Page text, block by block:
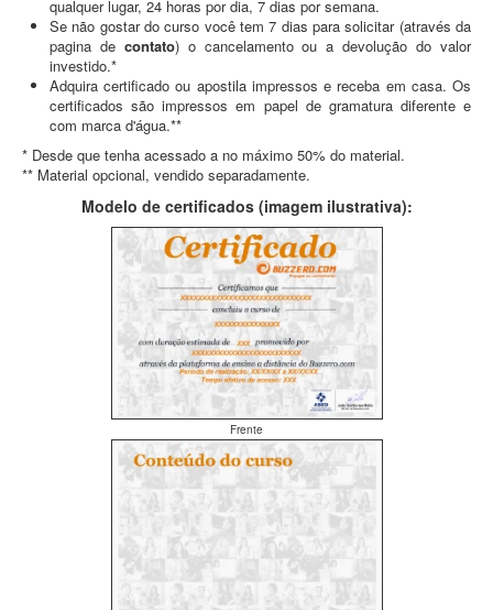
qualquer lugar, 24 horas por dia, 7 dias por semana.
Se não gostar do curso você tem 7 dias para solicitar (através da
pagina de contato) o cancelamento ou a devolução do valor
investido.*
Adquira certificado ou apostila impressos e receba em casa. Os
certificados são impressos em papel de gramatura diferente e
com marca d'água.**
* Desde que tenha acessado a no máximo 50% do material.
** Material opcional, vendido separadamente.
Modelo de certificados (imagem ilustrativa):
Frente